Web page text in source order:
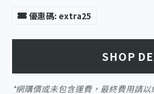
優惠碼: extra25
SHOP
*網購價或未包含運費，最終費用請